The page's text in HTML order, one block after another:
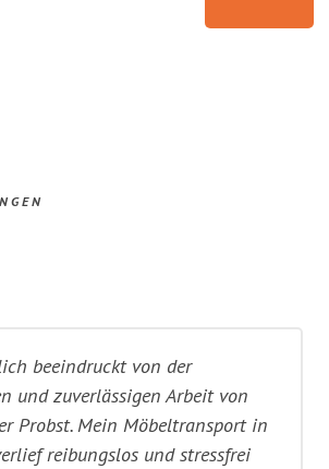
beeindruckt von der
und zuverlässigen Arbeit von
Probst. Mein Möbeltransport in
reibungslos und stressfrei